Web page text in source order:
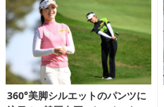
360°美脚シルエットのパンツに